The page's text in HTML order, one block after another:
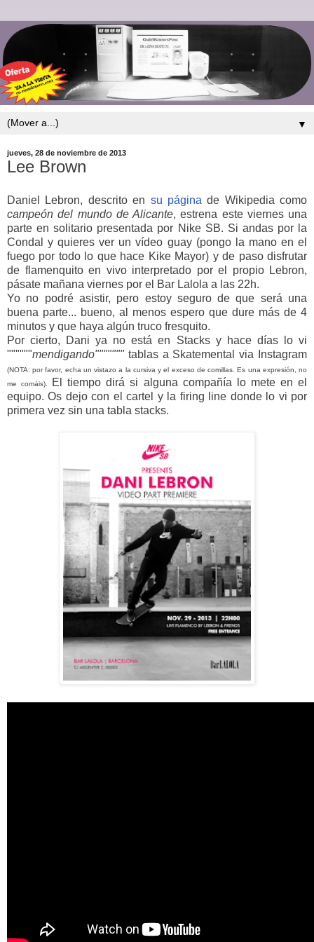
▼
jueves, 28 de noviembre de 2013
Lee Brown
Daniel Lebron, descrito en su página de Wikipedia como
campeón del mundo de Alicante, estrena este viernes una
parte en solitario presentada por Nike SB. Si andas por la
Condal y quieres ver un vídeo guay (pongo la mano en el
fuego por todo lo que hace Kike Mayor) y de paso disfrutar
de flamenquito en vivo interpretado por el propio Lebron,
pásate mañana viernes por el Bar Lalola a las 22h.
Yo no podré asistir, pero estoy seguro de que será una
buena parte... bueno, al menos espero que dure más de 4
minutos y que haya algún truco fresquito.
Por cierto, Dani ya no está en Stacks y hace días lo vi
""""""mendigando"""""""tablas a Skatemental via Instagram
(NOTA: por favor, echa un vistazo a la cursiva y el exceso de comillas. Es una expresión, no
me comáis).
El tiempo dirá si alguna compañía lo mete en el
equipo. Os dejo con el cartel y la firing line donde lo vi por
primera vez sin una tabla stacks.